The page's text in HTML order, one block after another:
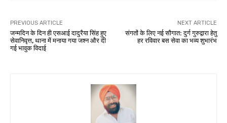
PREVIOUS ARTICLE
जन्मदिन के दिन ही एसआई दादुरैया सिंह हुए
सेवानिवृत्त, थाना में मनाया गया जश्न और दी
गई भावुक विदाई
NEXT ARTICLE
संगतों के लिए नई सौगात: दुर्ग गुरुद्वारा हेतु
हर रविवार बस सेवा का भव्य शुभारंभ